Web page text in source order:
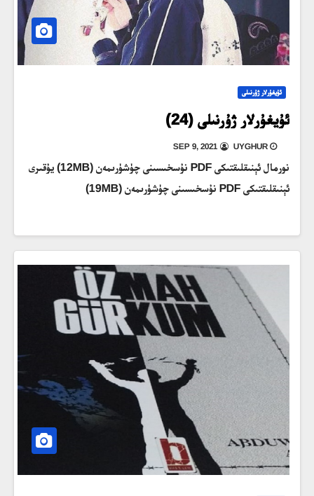
ئۇيغۇرلار ژۇرنىلى
ئۇيغۇرلار ژۇرنىلى (24)
SEP 9, 2021 UYGHUR
نورمال ئېنىقلىقتىكى PDF نۇسخىسىنى چۈشۈرىمەن (12MB) يۇقىرى
ئېنىقلىقتىكى PDF نۇسخىسىنى چۈشۈرىمەن (19MB)